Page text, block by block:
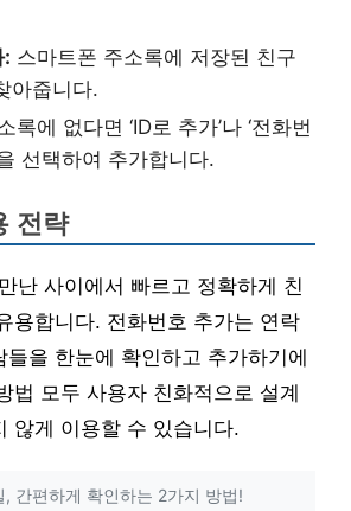
: 스마트폰 주소록에 저장된 친구
아줍니다.
록에 없다면 ‘ID로 추가’나 ‘전화번
선택하여 추가합니다.
전략
난 사이에서 빠르고 정확하게 친
용합니다. 전화번호 추가는 연락
들을 한눈에 확인하고 추가하기에
법 모두 사용자 친화적으로 설계
않게 이용할 수 있습니다.
, 간편하게 확인하는 2가지 방법!